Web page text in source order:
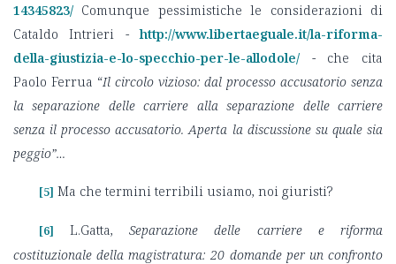
14345823/ Comunque pessimistiche le considerazioni di
Cataldo Intrieri -http://www.libertaeguale.it/la-riforma-
della-giustizia-e-lo-specchio-per-le-allodole/ - che cita
Paolo Ferrua “Il circolo vizioso: dal processo accusatorio senza
la separazione delle carriere alla separazione delle carriere
senza il processo accusatorio. Aperta la discussione su quale sia
peggio”…
[5] Ma che termini terribili usiamo, noi giuristi?
[6] L.Gatta,Separazione delle carriere e riforma
costituzionale della magistratura: 20 domande per un confronto